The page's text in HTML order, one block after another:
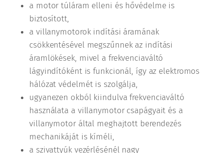
a motor túláram elleni és hővédelme is
biztosított,
a villanymotorok indítási áramának
csökkentésével megszűnnek az indítási
áramlökések, mivel a frekvenciaváltó
lágyindítóként is funkcionál, így az elektromos
hálózat védelmét is szolgálja,
ugyanezen okból kiindulva frekvenciaváltó
használata a villanymotor csapágyait és a
villanymotor által meghajtott berendezés
mechanikáját is kíméli,
a szivattyúk vezérlésénél nagy